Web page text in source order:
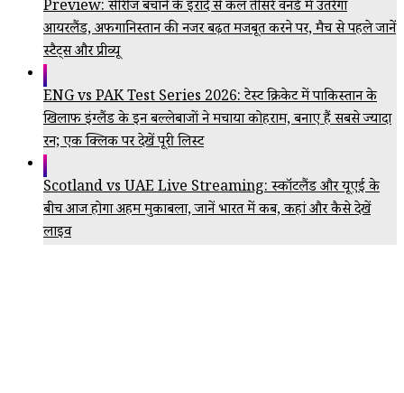
Preview: सीरीज बचाने के इरादे से कल तीसरे वनडे में उतरेगा
आयरलैंड, अफगानिस्तान की नजर बढ़त मजबूत करने पर, मैच से पहले जानें
स्टैट्स और प्रीव्यू
ENG vs PAK Test Series 2026: टेस्ट क्रिकेट में पाकिस्तान के
खिलाफ इंग्लैंड के इन बल्लेबाजों ने मचाया कोहराम, बनाए हैं सबसे ज्यादा
रन; एक क्लिक पर देखें पूरी लिस्ट
Scotland vs UAE Live Streaming: स्कॉटलैंड और यूएई के
बीच आज होगा अहम मुकाबला, जानें भारत में कब, कहां और कैसे देखें
लाइव